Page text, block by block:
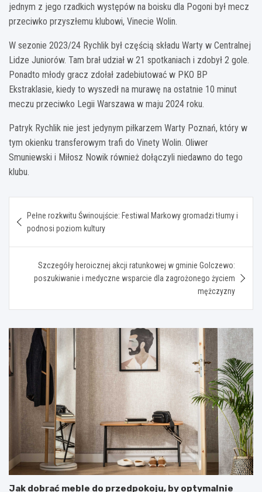
jednym z jego rzadkich występów na boisku dla Pogoni był mecz
przeciwko przyszłemu klubowi, Vinecie Wolin.
W sezonie 2023/24 Rychlik był częścią składu Warty w Centralnej
Lidze Juniorów. Tam brał udział w 21 spotkaniach i zdobył 2 gole.
Ponadto młody gracz zdołał zadebiutować w PKO BP
Ekstraklasie, kiedy to wyszedł na murawę na ostatnie 10 minut
meczu przeciwko Legii Warszawa w maju 2024 roku.
Patryk Rychlik nie jest jedynym piłkarzem Warty Poznań, który w
tym okienku transferowym trafi do Vinety Wolin. Oliwer
Smuniewski i Miłosz Nowik również dołączyli niedawno do tego
klubu.
wpisu
Pełne rozkwitu Świnoujście: Festiwal Markowy gromadzi tłumy i
podnosi poziom kultury
Szczegóły heroicznej akcji ratunkowej w gminie Golczewo:
poszukiwanie i medyczne wsparcie dla zagrożonego życiem
mężczyzny
Jak dobrać meble do przedpokoju, by optymalnie